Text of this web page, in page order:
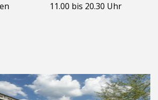
11.00 bis 20.30 Uhr